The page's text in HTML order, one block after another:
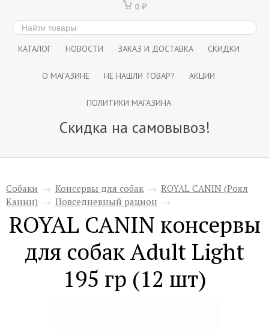
0 ₽
КАТАЛОГ НОВОСТИ ЗАКАЗ И ДОСТАВКА СКИДКИ
О МАГАЗИНЕ НЕ НАШЛИ ТОВАР? АКЦИИ
ПОЛИТИКИ МАГАЗИНА
Скидка на самовывоз!
Собаки → Консервы для собак → ROYAL CANIN (Роял
Канин) → Повседневный рацион →
ROYAL CANIN консервы
для собак Adult Light
195 гр (12 шт)